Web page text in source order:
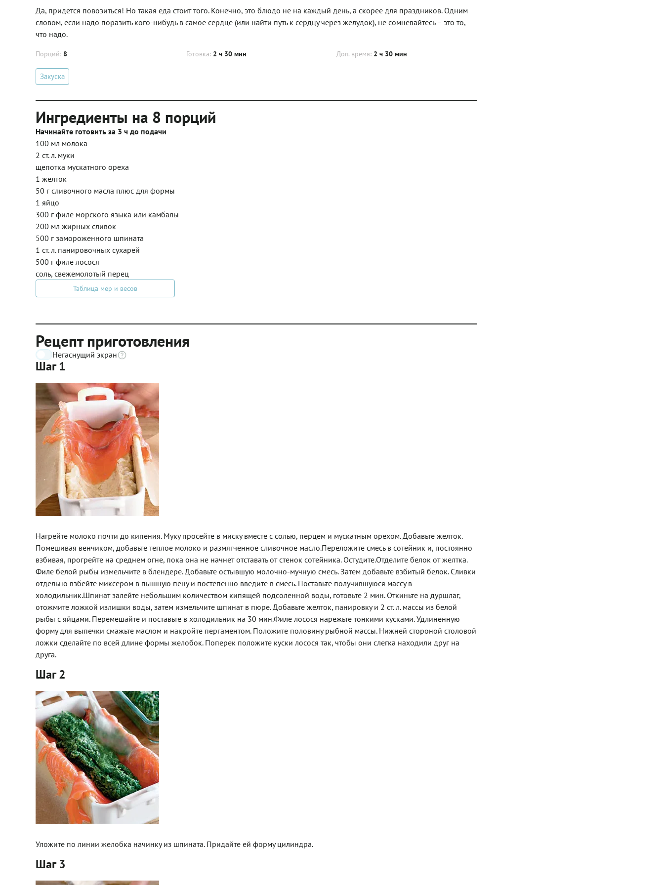
Да, придется повозиться! Но такая еда стоит того. Конечно, это блюдо не на каждый день, а скорее для праздников. Одним
словом, если надо поразить кого-нибудь в самое сердце (или найти путь к сердцу через желудок), не сомневайтесь – это то,
что надо.
Порций: 8 Готовка: 2 ч 30 мин Доп. время: 2 ч 30 мин
Закуска
Ингредиенты на 8 порций
Начинайте готовить за 3 ч до подачи
100 мл молока
2 ст. л. муки
щепотка мускатного ореха
1 желток
50 г сливочного масла плюс для формы
1 яйцо
300 г филе морского языка или камбалы
200 мл жирных сливок
500 г замороженного шпината
1 ст. л. панировочных сухарей
500 г филе лосося
соль, свежемолотый перец
Таблица мер и весов
Рецепт приготовления
Негаснущий экран
Шаг 1
Нагрейте молоко почти до кипения. Муку просейте в миску вместе с солью, перцем и мускатным орехом. Добавьте желток.
Помешивая венчиком, добавьте теплое молоко и размягченное сливочное масло.Переложите смесь в сотейник и, постоянно
взбивая, прогрейте на среднем огне, пока она не начнет отставать от стенок сотейника. Остудите.Отделите белок от желтка.
Филе белой рыбы измельчите в блендере. Добавьте остывшую молочно-мучную смесь. Затем добавьте взбитый белок. Сливки
отдельно взбейте миксером в пышную пену и постепенно введите в смесь. Поставьте получившуюся массу в
холодильник.Шпинат залейте небольшим количеством кипящей подсоленной воды, готовьте 2 мин. Откиньте на дуршлаг,
отожмите ложкой излишки воды, затем измельчите шпинат в пюре. Добавьте желток, панировку и 2 ст. л. массы из белой
рыбы с яйцами. Перемешайте и поставьте в холодильник на 30 мин.Филе лосося нарежьте тонкими кусками. Удлиненную
форму для выпечки смажьте маслом и накройте пергаментом. Положите половину рыбной массы. Нижней стороной столовой
ложки сделайте по всей длине формы желобок. Поперек положите куски лосося так, чтобы они слегка находили друг на
друга.
Шаг 2
Уложите по линии желобка начинку из шпината. Придайте ей форму цилиндра.
Шаг 3